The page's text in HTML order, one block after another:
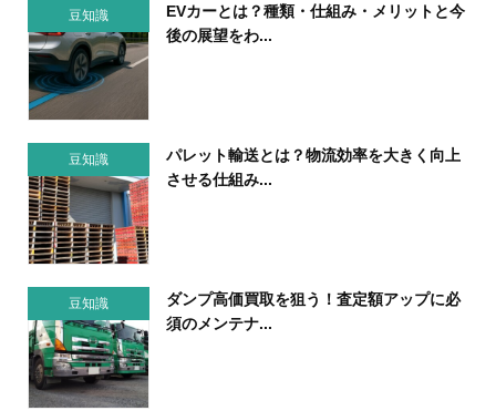
豆知識
EVカーとは？種類・仕組み・メリットと今
後の展望をわ...
豆知識
パレット輸送とは？物流効率を大きく向上
させる仕組み...
豆知識
ダンプ高価買取を狙う！査定額アップに必
須のメンテナ...